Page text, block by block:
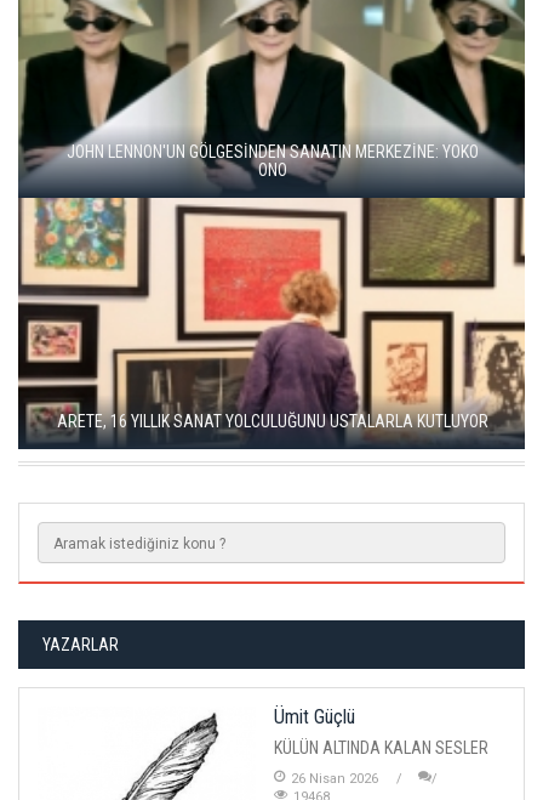
BALKANLAR'DAN ALÇITEPE'YE GÖÇÜN HİKAYESİ: "KÖK HALI"
SERGİSİ AÇILDI
SEÇKİN PİRİM İLE ŞEREFİYE SARNICI'NDA "DÜN İLE BUGÜN"
SERGİSİ
YAZARLAR
Ümit Güçlü
KÜLÜN ALTINDA KALAN SESLER
26 Nisan 2026
19468